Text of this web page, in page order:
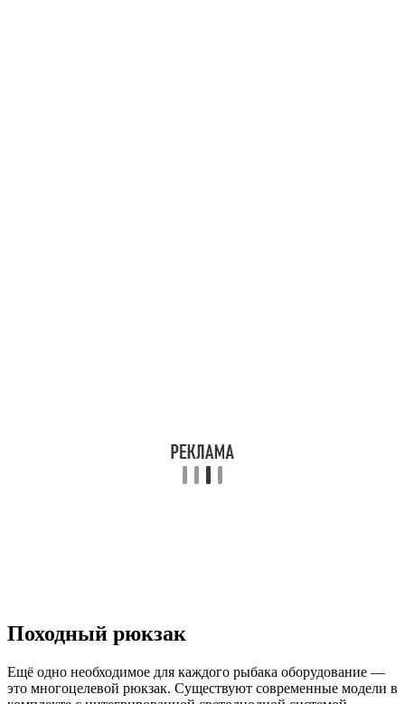
Походный рюкзак
Ещё одно необходимое для каждого рыбака оборудование —
это многоцелевой рюкзак. Существуют современные модели в